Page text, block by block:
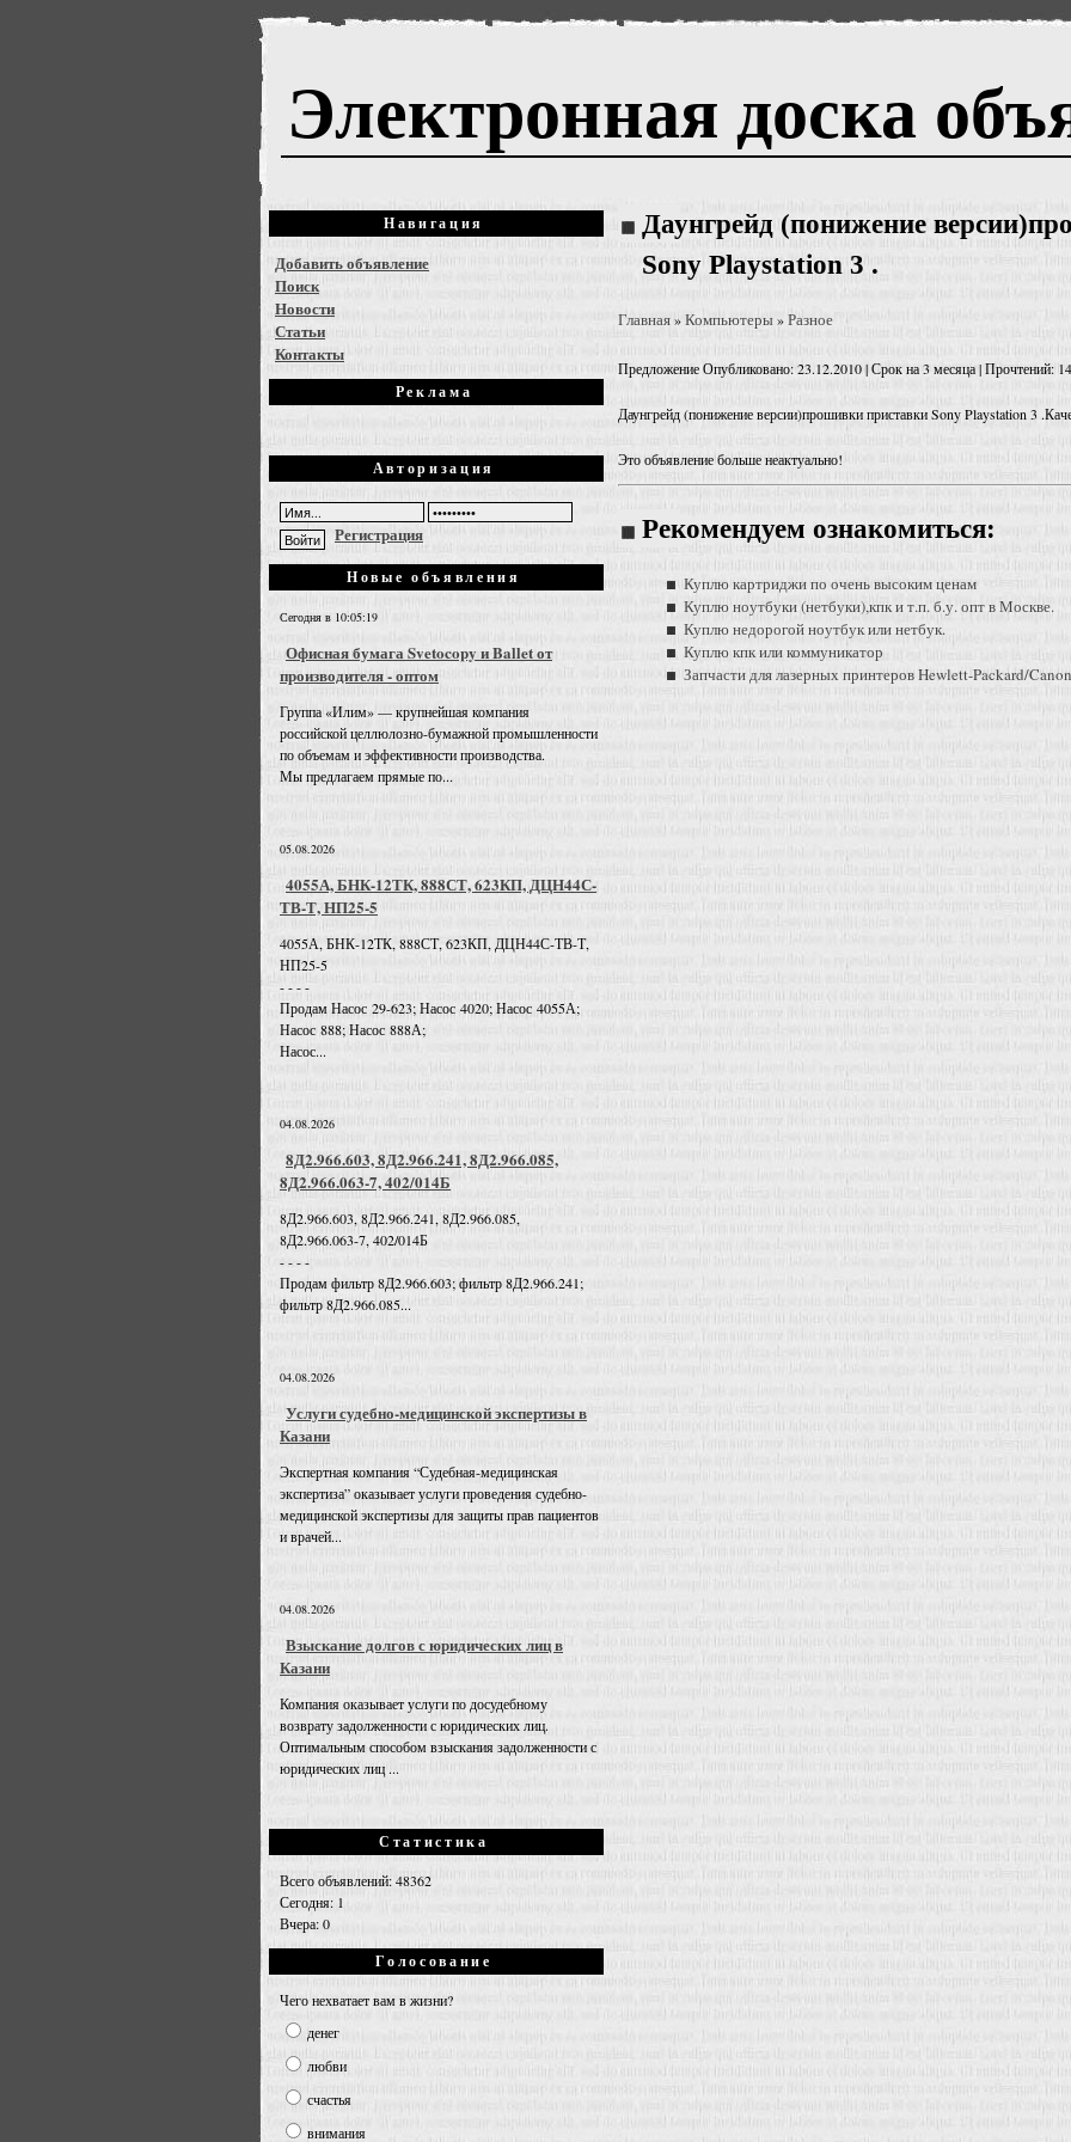
Электронная доска
Навигация
Добавить объявление
Поиск
Новости
Статьи
Контакты
Реклама
Авторизация
Регистрация
Новые объявления
Сегодня в 10:05:19
Офисная бумага Svetocopy и Ballet от
производителя - оптом
Группа «Илим» — крупнейшая компания
российской целлюлозно-бумажной промышленности
по объемам и эффективности производства.
Мы предлагаем прямые по...
05.08.2026
4055А, БНК-12ТК, 888СТ, 623КП, ДЦН44С-
ТВ-Т, НП25-5
4055А, БНК-12ТК, 888СТ, 623КП, ДЦН44С-ТВ-Т,
НП25-5
- - - -
Продам Насос 29-623; Насос 4020; Насос 4055А;
Насос 888; Насос 888А;
Насос...
04.08.2026
8Д2.966.603, 8Д2.966.241, 8Д2.966.085,
8Д2.966.063-7, 402/014Б
8Д2.966.603, 8Д2.966.241, 8Д2.966.085,
8Д2.966.063-7, 402/014Б
- - - -
Продам фильтр 8Д2.966.603; фильтр 8Д2.966.241;
фильтр 8Д2.966.085...
04.08.2026
Услуги судебно-медицинской экспертизы в
Казани
Экспертная компания “Судебная-медицинская
экспертиза” оказывает услуги проведения судебно-
медицинской экспертизы для защиты прав пациентов
и врачей...
04.08.2026
Взыскание долгов с юридических лиц в
Казани
Компания оказывает услуги по досудебному
возврату задолженности с юридических лиц.
Оптимальным способом взыскания задолженности с
юридических лиц ...
Статистика
Всего объявлений: 48362
Сегодня: 1
Вчера: 0
Голосование
Чего нехватает вам в жизни?
денег
любви
счастья
внимания
Даунгрейд (понижение
Sony Playstation 3 .
Главная»Компьютеры»Разное
ПредложениеОпубликовано: 23.12.2010 | Срок на 3 месяца | Прочтений:
Даунгрейд (понижение версии)прошивки приставки Sony Playstation 3
Это объявление больше неактуально!
Рекомендуем ознакомиться:
Куплю картриджи по очень высоким ценам
Куплю ноутбуки (нетбуки),кпк и т.п. б.у. опт в Москве.
Куплю недорогой ноутбук или нетбук.
Куплю кпк или коммуникатор
Запчасти для лазерных принтеров Hewlett-Packard/Canon